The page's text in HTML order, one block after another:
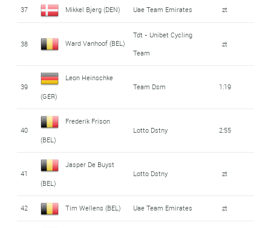
37 Mikkel Bjerg (DEN) Uae Team Emirates zt
38 Ward Vanhoof (BEL)
Tdt - Unibet Cycling
Team
zt
39
Leon Heinschke
(GER)
Team Dsm 1:19
40
Frederik Frison
(BEL)
Lotto Dstny 2:55
41
Jasper De Buyst
(BEL)
Lotto Dstny zt
42 Tim Wellens (BEL) Uae Team Emirates zt